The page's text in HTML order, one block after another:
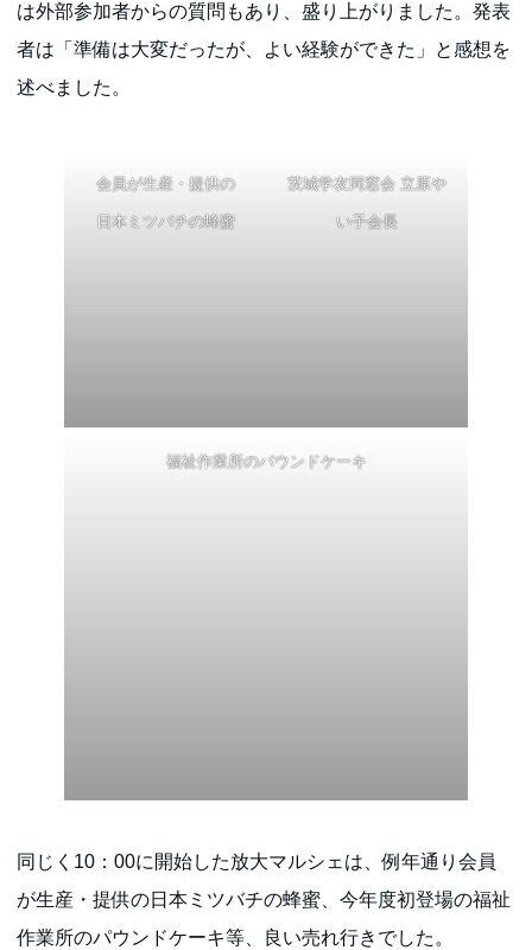
は外部参加者からの質問もあり、盛り上がりました。発表
者は「準備は大変だったが、よい経験ができた」と感想を
述べました。
会員が生産・提供の
日本ミツバチの蜂蜜
茨城学友同窓会 立原や
い子会長
福祉作業所のパウンドケーキ
同じく10：00に開始した放大マルシェは、例年通り会員
が生産・提供の日本ミツバチの蜂蜜、今年度初登場の福祉
作業所のパウンドケーキ等、良い売れ行きでした。